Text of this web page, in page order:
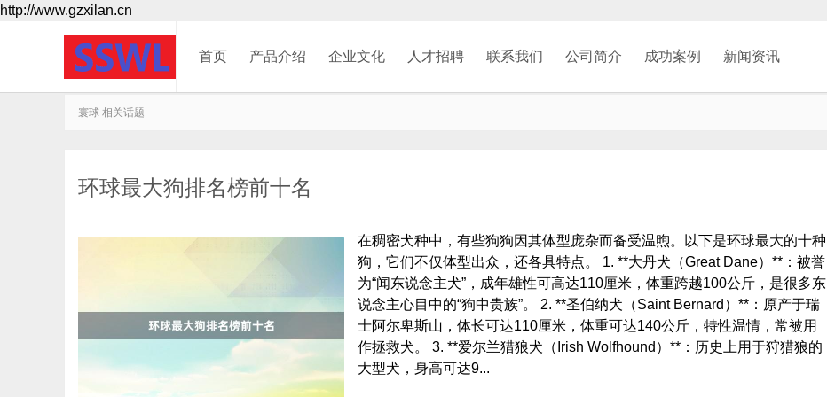
http://www.gzxilan.cn
首页 产品介绍 企业文化 人才招聘 联系我们 公司简介 成功案例 新闻资讯
寰球 相关话题
环球最大狗排名榜前十名
在稠密犬种中，有些狗狗因其体型庞杂而备受温煦。以下是环球最大的十种
狗，它们不仅体型出众，还各具特点。 1. **大丹犬（Great Dane）**：被誉
为“闻东说念主犬”，成年雄性可高达110厘米，体重跨越100公斤，是很多东
说念主心目中的“狗中贵族”。 2. **圣伯纳犬（Saint Bernard）**：原产于瑞
士阿尔卑斯山，体长可达110厘米，体重可达140公斤，特性温情，常被用
作拯救犬。 3. **爱尔兰猎狼犬（Irish Wolfhound）**：历史上用于狩猎狼的
大型犬，身高可达9...